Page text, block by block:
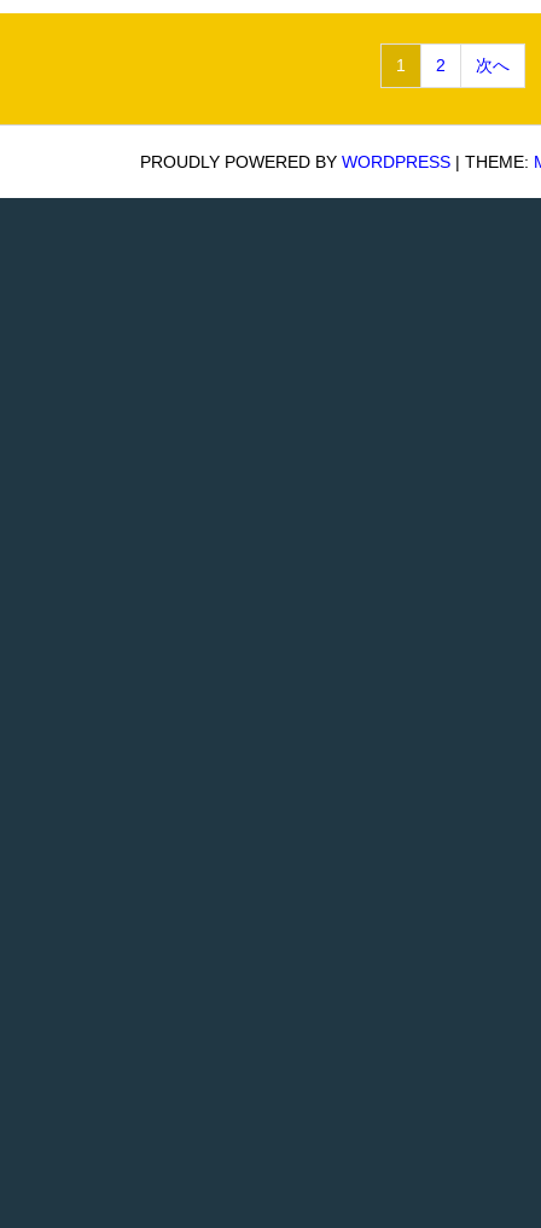
1 2 次へ
PROUDLY POWERED BY WORDPRESS | THEME: